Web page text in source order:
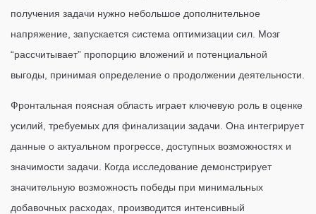
получения задачи нужно небольшое дополнительное
напряжение, запускается система оптимизации сил. Мозг
“рассчитывает” пропорцию вложений и потенциальной
выгоды, принимая определение о продолжении деятельности.
Фронтальная поясная область играет ключевую роль в оценке
усилий, требуемых для финализации задачи. Она интегрирует
данные о актуальном прогрессе, доступных возможностях и
значимости задачи. Когда исследование демонстрирует
значительную возможность победы при минимальных
добавочных расходах, производится интенсивный